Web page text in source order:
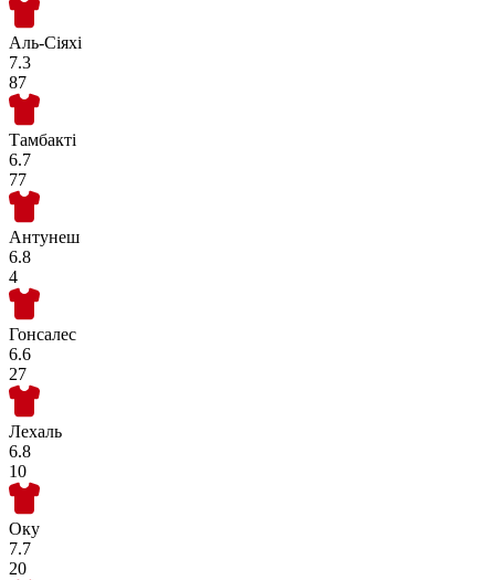
Аль-Сіяхі
7.3
87
Тамбакті
6.7
77
Антунеш
6.8
4
Гонсалес
6.6
27
Лехаль
6.8
10
Оку
7.7
20